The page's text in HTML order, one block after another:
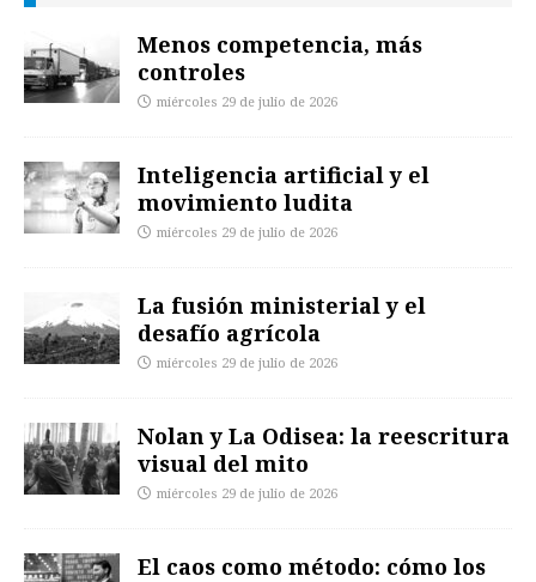
Menos competencia, más
controles
miércoles 29 de julio de 2026
Inteligencia artificial y el
movimiento ludita
miércoles 29 de julio de 2026
La fusión ministerial y el
desafío agrícola
miércoles 29 de julio de 2026
Nolan y La Odisea: la reescritura
visual del mito
miércoles 29 de julio de 2026
El caos como método: cómo los